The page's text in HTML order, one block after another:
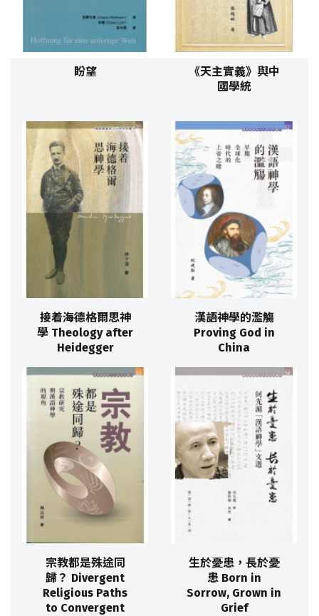
盼望
《天主實義》與中
國學統
接着海德格爾思神
學 Theology after
Heidegger
漢語神學的濫觴
Proving God in
China
宗教都是殊途同
歸？ Divergent
Religious Paths
to Convergent
生於憂患，長於憂
患 Born in
Sorrow, Grown in
Grief